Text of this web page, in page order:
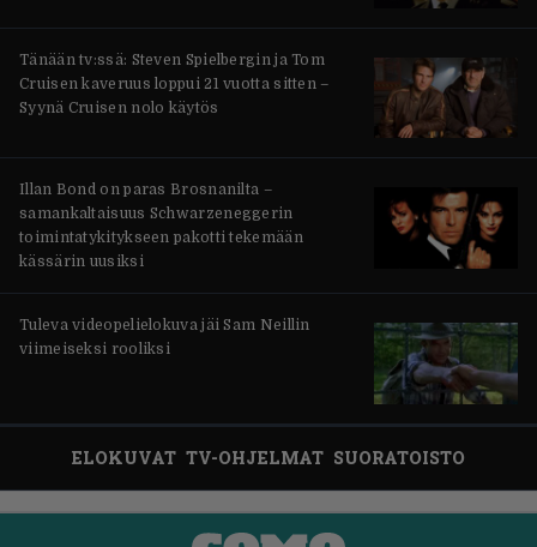
Tänään tv:ssä: Steven Spielbergin ja Tom
Cruisen kaveruus loppui 21 vuotta sitten –
Syynä Cruisen nolo käytös
Illan Bond on paras Brosnanilta –
samankaltaisuus Schwarzeneggerin
toimintatykitykseen pakotti tekemään
kässärin uusiksi
Tuleva videopelielokuva jäi Sam Neillin
viimeiseksi rooliksi
ELOKUVAT TV-OHJELMAT SUORATOISTO